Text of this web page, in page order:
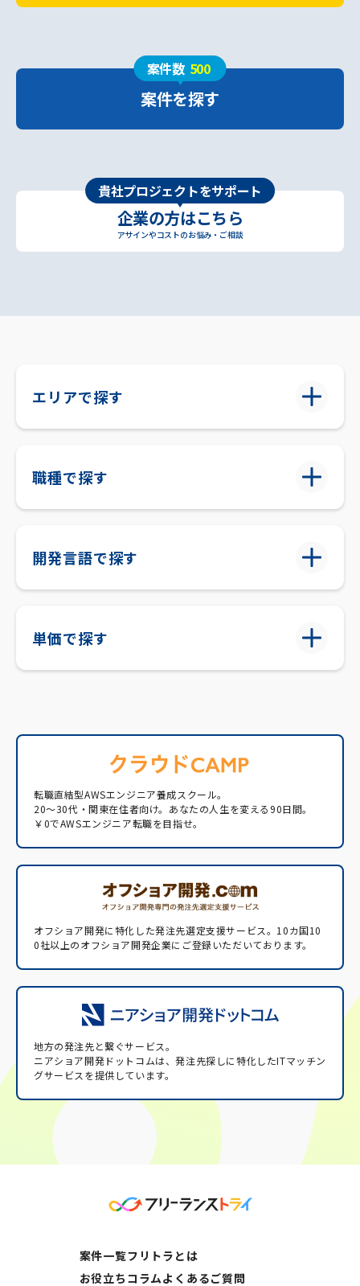
案件数 500
案件を探す
貴社プロジェクトをサポート
企業の方はこちら
アサインやコストのお悩み・ご相談
エリアで探す
職種で探す
開発言語で探す
単価で探す
転職直結型AWSエンジニア養成スクール。
20〜30代・関東在住者向け。あなたの人生を変える90日間。
￥0でAWSエンジニア転職を目指せ。
オフショア開発に特化した発注先選定支援サービス。 10カ国10
0社以上のオフショア開発企業にご登録いただいております。
地方の発注先と繋ぐサービス。
ニアショア開発ドットコムは、発注先探しに特化したITマッチン
グサービスを提供しています。
案件一覧フリトラとは
お役立ちコラムよくあるご質問